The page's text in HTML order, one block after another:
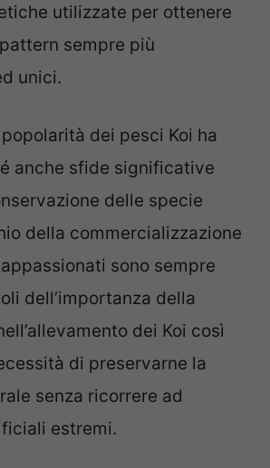
utilizzate per ottenere
sempre più
unici.
dei pesci Koi ha
anche sfide significative
delle specie
della commercializzazione
sono sempre
dell’importanza della
dei Koi così
di preservarne la
senza ricorrere ad
estremi.